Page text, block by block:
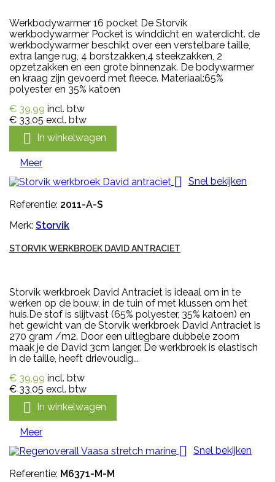
Werkbodywarmer 16 pocket De Storvik
werkbodywarmer Pocket is winddicht en waterdicht. de
werkbodywarmer beschikt over een verstelbare taille,
extra lange rug, 4 borstzakken,4 steekzakken, 2
opzetzakken en een grote binnenzak. De bodywarmer
en kraag zijn gevoerd met fleece. Materiaal:65%
polyester en 35% katoen
€ 39,99 incl. btw
€ 33,05 excl. btw
 In winkelwagen
Meer
 Snel bekijken
Referentie: 2011-A-S
Merk: Storvik
STORVIK WERKBROEK DAVID ANTRACIET
Storvik werkbroek David Antraciet is ideaal om in te
werken op de bouw, in de tuin of met klussen om het
huis.De stof is slijtvast (65% polyester, 35% katoen) en
het gewicht van de Storvik werkbroek David Antraciet is
270 gram /m2. Door een uitlegbare dubbele zoom
maak je de David 3cm langer. De werkbroek is elastisch
in de taille, heeft drievoudig...
€ 39,99 incl. btw
€ 33,05 excl. btw
 In winkelwagen
Meer
 Snel bekijken
Referentie: M6371-M-M